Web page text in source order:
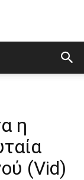
η
(Vid)